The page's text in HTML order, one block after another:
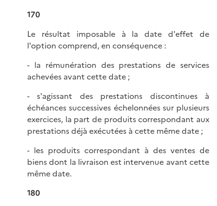
170
Le résultat imposable à la date d'effet de
l'option comprend, en conséquence :
- la rémunération des prestations de services
achevées avant cette date ;
- s'agissant des prestations discontinues à
échéances successives échelonnées sur plusieurs
exercices, la part de produits correspondant aux
prestations déjà exécutées à cette même date ;
- les produits correspondant à des ventes de
biens dont la livraison est intervenue avant cette
même date.
180